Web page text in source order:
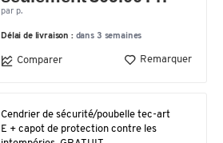
par p.
Délai de livraison : dans 3 semaines
Comparer Remarquer
Cendrier de sécurité/poubelle tec-art
E + capot de protection contre les